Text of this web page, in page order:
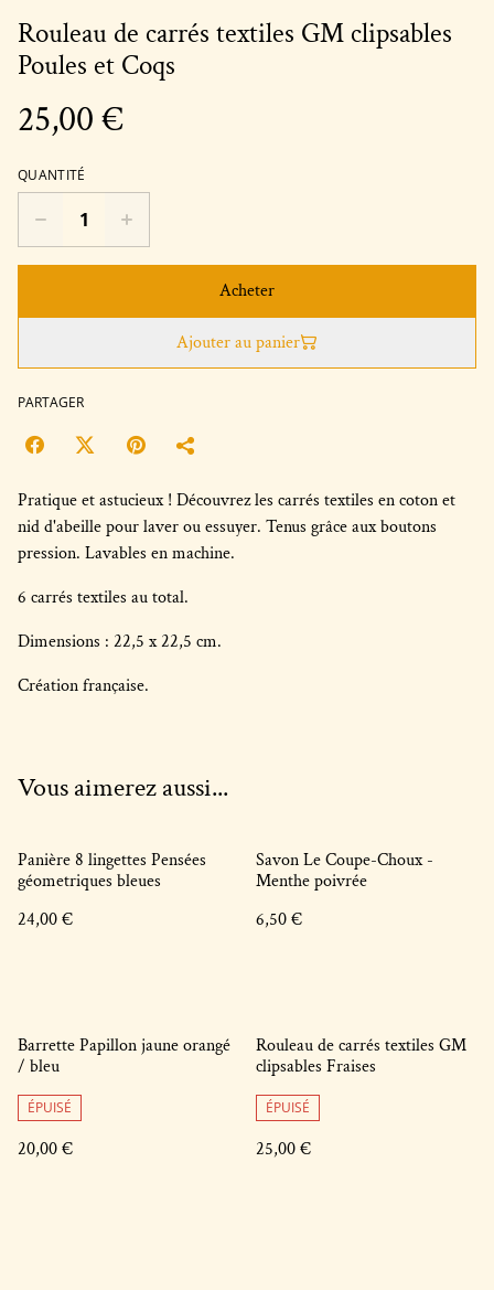
Rouleau de carrés textiles GM clipsables
Poules et Coqs
25,00 €
QUANTITÉ
Acheter
Ajouter au panier
PARTAGER
Pratique et astucieux ! Découvrez les carrés textiles en coton et
nid d'abeille pour laver ou essuyer. Tenus grâce aux boutons
pression. Lavables en machine.
6 carrés textiles au total.
Dimensions : 22,5 x 22,5 cm.
Création française.
Vous aimerez aussi...
Panière 8 lingettes Pensées
géometriques bleues
24,00 €
Savon Le Coupe-Choux -
Menthe poivrée
6,50 €
Barrette Papillon jaune orangé
/ bleu
ÉPUISÉ
20,00 €
Rouleau de carrés textiles GM
clipsables Fraises
ÉPUISÉ
25,00 €